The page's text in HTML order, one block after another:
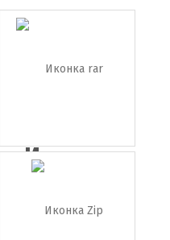
Иконка
rar архив